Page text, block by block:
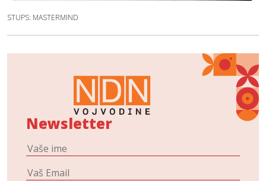
STUPS: MASTERMIND
Newsletter